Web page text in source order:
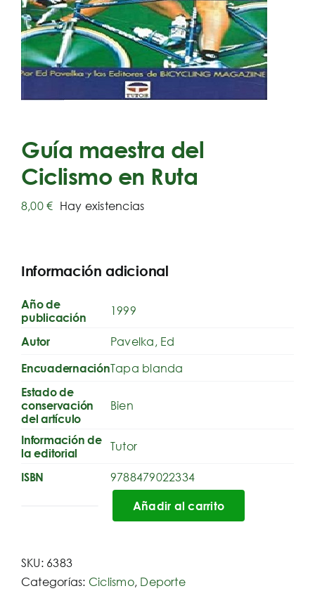
Guía maestra del
Ciclismo en Ruta
8,00€ Hay existencias
Información adicional
Año de
publicación
1999
Autor Pavelka, Ed
EncuadernaciónTapa blanda
Estado de
conservación
del artículo
Bien
Información de
la editorial
Tutor
ISBN 9788479022334
Ciclismo
en
Añadir al carrito
SKU: 6383
Categorías: Ciclismo, Deporte